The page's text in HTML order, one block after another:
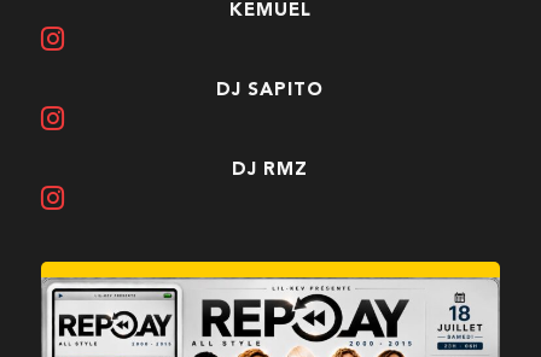
KEMUEL
DJ SAPITO
DJ RMZ